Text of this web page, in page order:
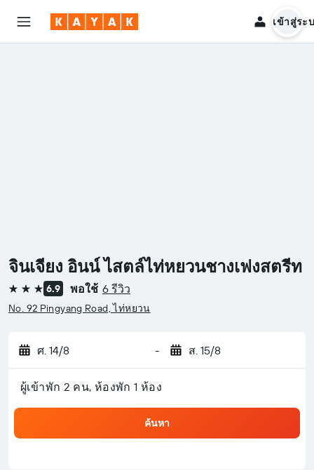
เข้าสู่ระ
จินเจียง อินน์ ไสตล์ไท่หยวนชางเฟงสตรีท
3 ดาว 6.9 พอใช้ 6 รีวิว
No. 92 Pingyang Road, ไท่หยวน
ศ. 14/8 - ส. 15/8
ผู้เข้าพัก 2 คน, ห้องพัก 1 ห้อง
ค้นหา